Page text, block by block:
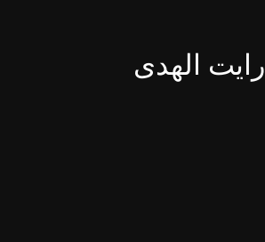
رایت الهدی